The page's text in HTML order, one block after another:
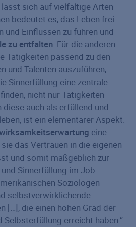
sich auf vielfältige Arten
bedeutet es, das Leben frei
und Einflüssen zu führen und
zu entfalten. Für die anderen
Tätigkeiten passend zu den
und Talenten auszuführen,
Sinnerfüllung eine zentrale
nicht nur Tätigkeiten
diese auch als erfüllend und
ist ein elementarer Aspekt.
eine
das Vertrauen in die eigenen
und somit maßgeblich zur
Sinnerfüllung im Job
Soziologen
selbstverwirklichende
[…], die einen hohen Grad der
Selbsterfüllung erreicht haben.“